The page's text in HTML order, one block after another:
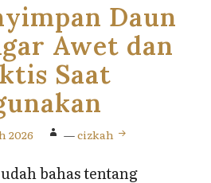
Daun
Awet dan
Saat
2026 —cizkah
bahas tentang